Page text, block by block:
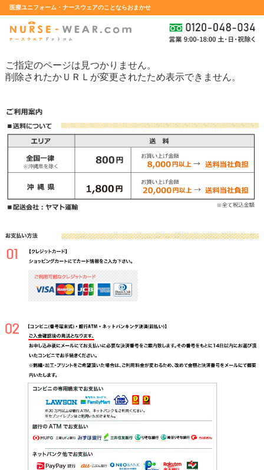
医療ユニフォーム・ナースウェアのことならおまかせ
ご指定のページは見つかりません。
削除されたかＵＲＬが変更されたため表示できません。